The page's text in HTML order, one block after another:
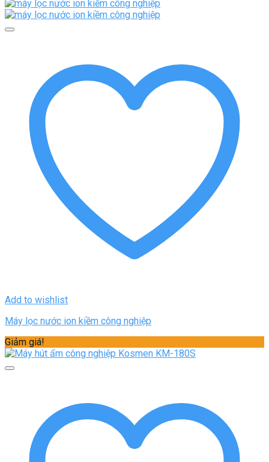
Add to wishlist
Máy lọc nước ion kiềm công nghiệp
Giảm giá!